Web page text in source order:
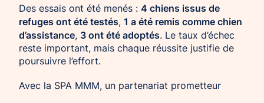
Des essais ont été menés : 4 chiens issus de
refuges ont été testés, 1 a été remis comme chien
d’assistance, 3 ont été adoptés. Le taux d’échec
reste important, mais chaque réussite justifie de
poursuivre l’effort.
Avec la SPA MMM, un partenariat prometteur